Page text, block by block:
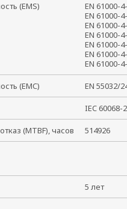
(EMS)
EN 61000-
EN 61000-
EN 61000-
EN 61000-
EN 61000-
EN 61000-
EN 61000-
(EMC) EN 55032/
IEC 60068-
(MTBF), часов 514926
5 лет